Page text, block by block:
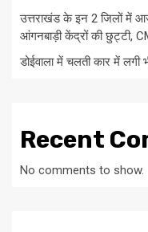
उत्तराखंड के इन 2 जिलों में
आंगनबाड़ी केंद्रों की छुट्टी,
डोईवाला में चलती कार में
Recent
No comments to show.